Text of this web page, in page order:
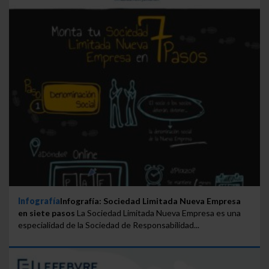
Saber más acerca de las cookies
InfografíaInfografía: Sociedad Limitada Nueva Empresa
en siete pasos La Sociedad Limitada Nueva Empresa es una
especialidad de la Sociedad de Responsabilidad...